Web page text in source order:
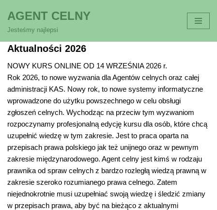
Przejdź
treści
AGENT CELNY
Jesteśmy najlepsi
Aktualności 2026
NOWY KURS ONLINE OD 14 WRZEŚNIA 2026 r.
Rok 2026, to nowe wyzwania dla Agentów celnych oraz całej
administracji KAS. Nowy rok, to nowe systemy informatyczne
wprowadzone do użytku powszechnego w celu obsługi
zgłoszeń celnych. Wychodząc na przeciw tym wyzwaniom
rozpoczynamy profesjonalną edycję kursu dla osób, które chcą
uzupełnić wiedzę w tym zakresie. Jest to praca oparta na
przepisach prawa polskiego jak też unijnego oraz w pewnym
zakresie międzynarodowego. Agent celny jest kimś w rodzaju
prawnika od spraw celnych z bardzo rozległą wiedzą prawną w
zakresie szeroko rozumianego prawa celnego. Zatem
niejednokrotnie musi uzupełniać swoją wiedzę i śledzić zmiany
w przepisach prawa, aby być na bieżąco z aktualnymi